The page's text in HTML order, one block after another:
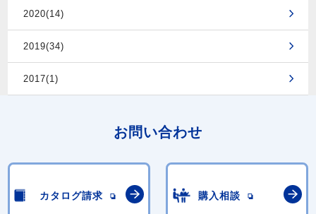
2020(14)
2019(34)
2017(1)
お問い合わせ
カタログ請求 購入相談